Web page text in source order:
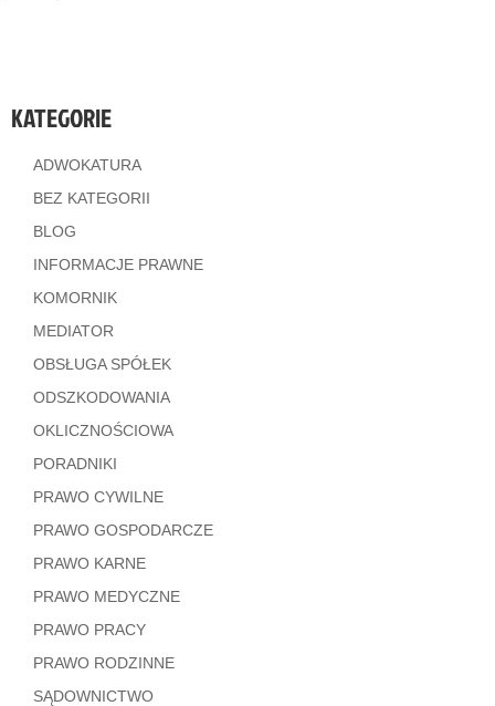
KATEGORIE
ADWOKATURA
BEZ KATEGORII
BLOG
INFORMACJE PRAWNE
KOMORNIK
MEDIATOR
OBSŁUGA SPÓŁEK
ODSZKODOWANIA
OKLICZNOŚCIOWA
PORADNIKI
PRAWO CYWILNE
PRAWO GOSPODARCZE
PRAWO KARNE
PRAWO MEDYCZNE
PRAWO PRACY
PRAWO RODZINNE
SĄDOWNICTWO